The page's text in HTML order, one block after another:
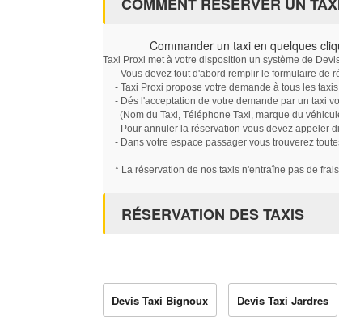
Commander un taxi en quelques
Taxi Proxi met à votre disposition un système de
- Vous devez tout d'abord remplir le formulaire de
- Taxi Proxi propose votre demande à tous les
- Dés l'acceptation de votre demande par un taxi
(Nom du Taxi, Téléphone Taxi, marque du
- Pour annuler la réservation vous devez appeler
- Dans votre espace passager vous trouverez
* La réservation de nos taxis n'entraîne pas de
RÉSERVATION DES TAXIS
Devis Taxi Bignoux Devis Taxi Jardres